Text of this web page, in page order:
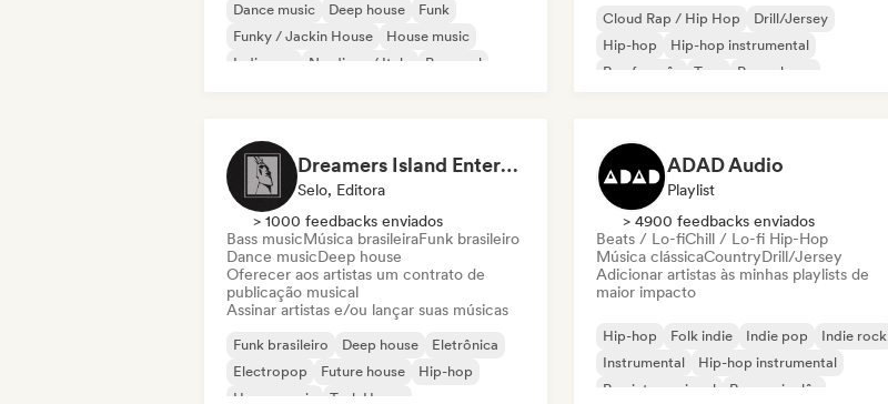
Dance music Deep house
Funk
Funky / Jackin House
House music
Indie pop
Nu-disco / Italo Pop soul
Cloud Rap / Hip Hop
Drill/Jersey
Hip-hop
Hip-hop instrumental
Rap francês
Trap
Pop urbano
Dreamers Island Entertainment
Selo, Editora
> 1000 feedbacks enviados
Bass musicMúsica brasileiraFunk brasileiro
Dance musicDeep house
Oferecer aos artistas um contrato de
publicação musical
Assinar artistas e/ou lançar suas músicas
Funk brasileiro Deep house
Eletrônica
Electropop
Future house
Hip-hop
House music
Tech House
ADAD Audio
Playlist
> 4900 feedbacks enviados
Beats / Lo-fiChill / Lo-fi Hip-Hop
Música clássicaCountryDrill/Jersey
Adicionar artistas às minhas playlists de
maior impacto
Hip-hop Folk indie Indie pop
Indie rock
Instrumental
Hip-hop instrumental
Rap internacional
Rap em inglês